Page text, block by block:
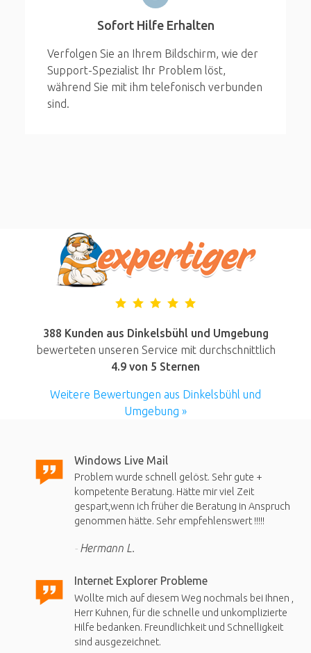
Sofort Hilfe Erhalten
Verfolgen Sie an Ihrem Bildschirm, wie der
Support-Spezialist Ihr Problem löst,
während Sie mit ihm telefonisch verbunden
sind.
388 Kunden aus Dinkelsbühl und Umgebung
bewerteten unseren Service mit durchschnittlich
4.9 von 5 Sternen
Weitere Bewertungen aus Dinkelsbühl und
Umgebung »
Windows Live Mail
Problem wurde schnell gelöst. Sehr gute +
kompetente Beratung. Hätte mir viel Zeit
gespart,wenn ich früher die Beratung in Anspruch
genommen hätte. Sehr empfehlenswert !!!!!
Hermann L.
Internet Explorer Probleme
Wollte mich auf diesem Weg nochmals bei Ihnen ,
Herr Kuhnen, für die schnelle und unkomplizierte
Hilfe bedanken. Freundlichkeit und Schnelligkeit
sind ausgezeichnet.